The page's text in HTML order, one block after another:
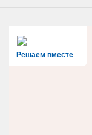
Решаем вместе